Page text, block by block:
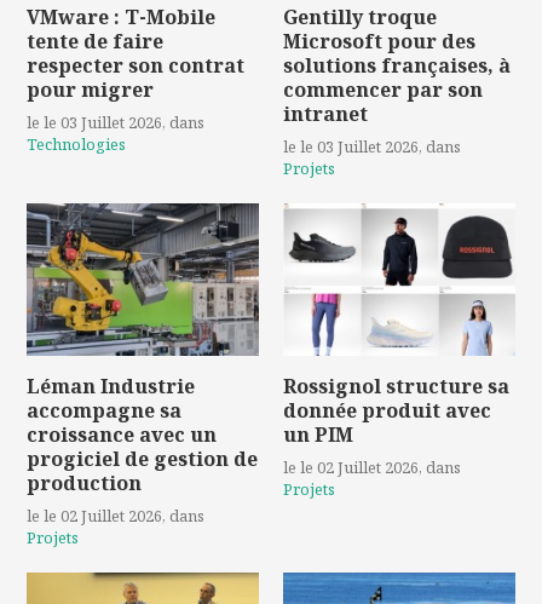
VMware : T-Mobile
tente de faire
respecter son contrat
pour migrer
le le 03 Juillet 2026, dans
Technologies
Gentilly troque
Microsoft pour des
solutions françaises, à
commencer par son
intranet
le le 03 Juillet 2026, dans
Projets
Léman Industrie
accompagne sa
croissance avec un
progiciel de gestion de
production
le le 02 Juillet 2026, dans
Projets
Rossignol structure sa
donnée produit avec
un PIM
le le 02 Juillet 2026, dans
Projets